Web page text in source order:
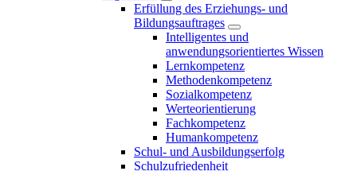
Erfüllung des Erziehungs- und
Bildungsauftrages
Intelligentes und
anwendungsorientiertes Wissen
Lernkompetenz
Methodenkompetenz
Sozialkompetenz
Werteorientierung
Fachkompetenz
Humankompetenz
Schul- und Ausbildungserfolg
Schulzufriedenheit